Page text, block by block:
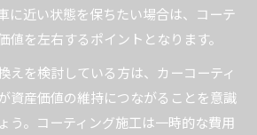
に近い状態を保ちたい場合は、コーテ
値を左右するポイントとなります。
えを検討している方は、カーコーティ
資産価値の維持につながることを意識
う。コーティング施工は一時的な費用